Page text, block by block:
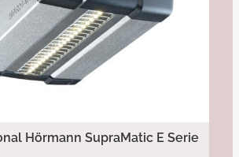
Hörmann SupraMatic E Serie